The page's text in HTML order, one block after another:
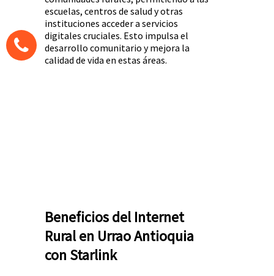
escuelas, centros de salud y otras
instituciones acceder a servicios
digitales cruciales. Esto impulsa el
desarrollo comunitario y mejora la
calidad de vida en estas áreas.
Beneficios del Internet
Rural en Urrao Antioquia
con Starlink